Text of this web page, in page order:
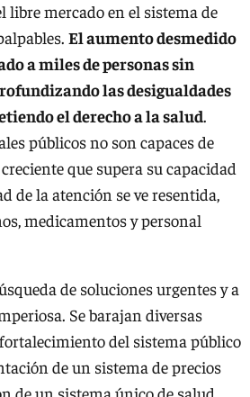
libre mercado en el sistema de
El aumento desmedido
a miles de personas sin
las desigualdades
el derecho a la salud.
públicos no son capaces de
que supera su capacidad
de la atención se ve resentida,
medicamentos y personal
de soluciones urgentes y a
Se barajan diversas
del sistema público
de un sistema de precios